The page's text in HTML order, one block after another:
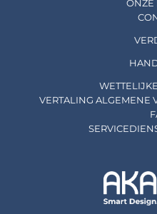
ONZE
VERTALING ALGEMENE